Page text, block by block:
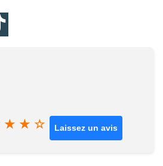
★ ★ ☆ Laissez un avis